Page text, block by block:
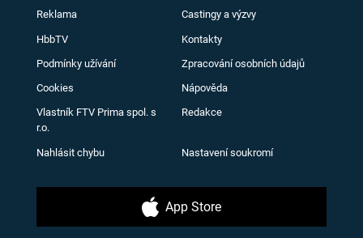
Reklama Castingy a výzvy
HbbTV Kontakty
Podmínky užívání Zpracování osobních údajů
Cookies Nápověda
Vlastník FTV Prima spol. s
r.o.
Redakce
Nahlásit chybu Nastavení soukromí
App Store